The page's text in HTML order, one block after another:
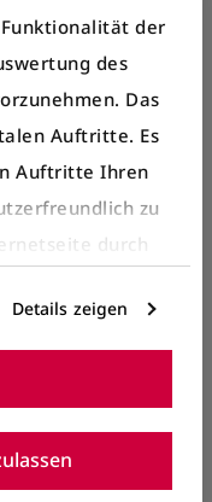
der
des
Das
Auftritte. Es
Auftritte Ihren
zu
durch
sein können,
Details zeigen
als auch bei
bringen.
Linie: